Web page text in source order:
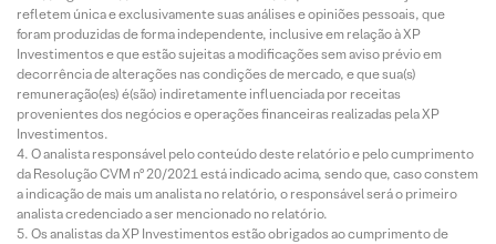
refletem única e exclusivamente suas análises e opiniões pessoais, que
foram produzidas de forma independente, inclusive em relação à XP
Investimentos e que estão sujeitas a modificações sem aviso prévio em
decorrência de alterações nas condições de mercado, e que sua(s)
remuneração(es) é(são) indiretamente influenciada por receitas
provenientes dos negócios e operações financeiras realizadas pela XP
Investimentos.
O analista responsável pelo conteúdo deste relatório e pelo cumprimento
da Resolução CVM nº 20/2021 está indicado acima, sendo que, caso constem
a indicação de mais um analista no relatório, o responsável será o primeiro
analista credenciado a ser mencionado no relatório.
Os analistas da XP Investimentos estão obrigados ao cumprimento de